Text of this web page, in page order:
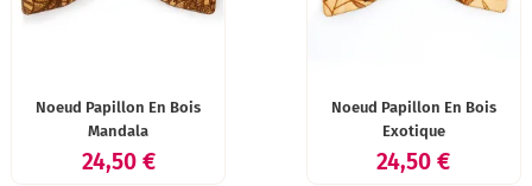
Noeud Papillon En Bois
Mandala
Prix
24,50 €
Noeud Papillon En Bois
Exotique
Prix
24,50 €